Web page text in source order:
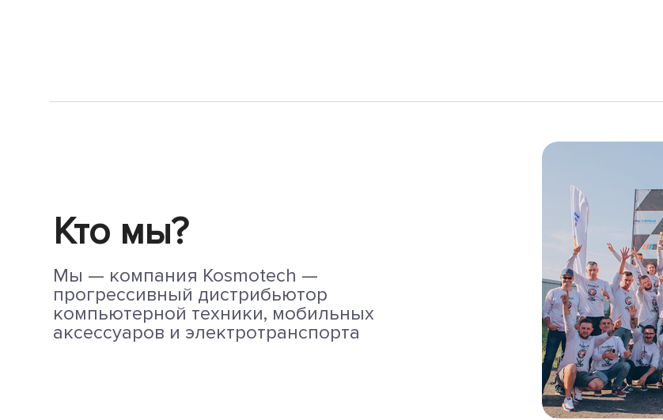
Кто мы?
Мы — компания Kosmotech —
прогрессивный дистрибьютор
компьютерной техники, мобильных
аксессуаров и электротранспорта